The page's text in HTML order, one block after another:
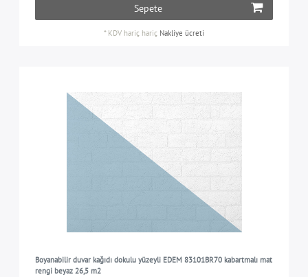
Sepete
* KDV hariç hariç Nakliye ücreti
Boyanabilir duvar kağıdı dokulu yüzeyli EDEM 83101BR70 kabartmalı mat
rengi beyaz 26,5 m2